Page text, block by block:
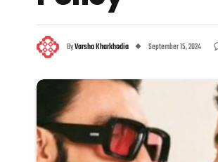
ByVarsha Kharkhodia September 15, 2024